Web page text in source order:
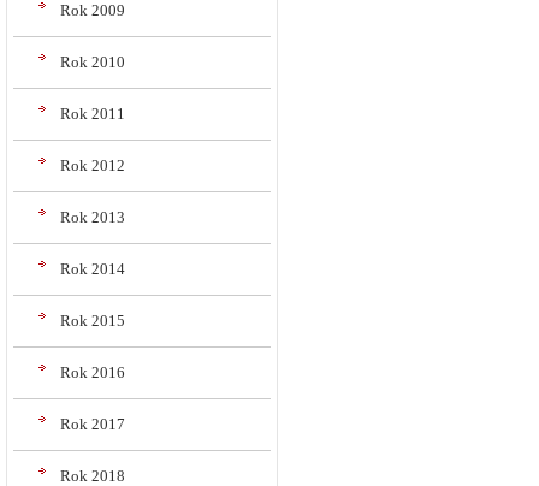
Rok 2009
Rok 2010
Rok 2011
Rok 2012
Rok 2013
Rok 2014
Rok 2015
Rok 2016
Rok 2017
Rok 2018